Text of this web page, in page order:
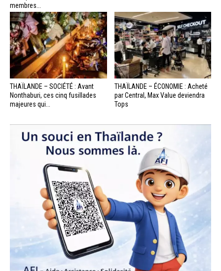
membres...
THAÏLANDE – SOCIÉTÉ : Avant
Nonthaburi, ces cinq fusillades
majeures qui...
THAÏLANDE – ÉCONOMIE : Acheté
par Central, Max Value deviendra
Tops